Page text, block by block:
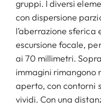
gruppi. I diversi
con dispersione
l’aberrazione sferica
escursione focale,
ai 70 millimetri.
immagini rimangono
aperto, con contorni
vividi. Con una